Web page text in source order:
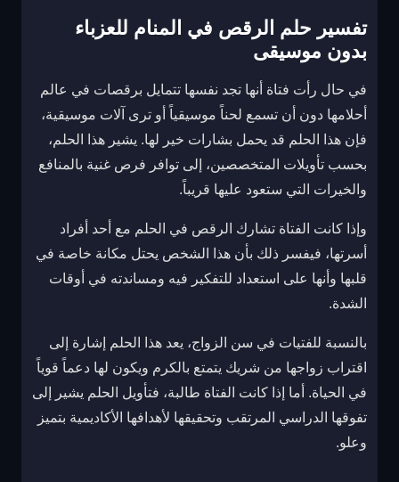
تفسير حلم الرقص في المنام للعزباء
بدون موسيقى
في حال رأت فتاة أنها تجد نفسها تتمايل برقصات في عالم
أحلامها دون أن تسمع لحناً موسيقياً أو ترى آلات موسيقية،
فإن هذا الحلم قد يحمل بشارات خير لها. يشير هذا الحلم،
بحسب تأويلات المتخصصين، إلى توافر فرص غنية بالمنافع
والخيرات التي ستعود عليها قريباً.
وإذا كانت الفتاة تشارك الرقص في الحلم مع أحد أفراد
أسرتها، فيفسر ذلك بأن هذا الشخص يحتل مكانة خاصة في
قلبها وأنها على استعداد للتفكير فيه ومساندته في أوقات
الشدة.
بالنسبة للفتيات في سن الزواج، يعد هذا الحلم إشارة إلى
اقتراب زواجها من شريك يتمتع بالكرم ويكون لها دعماً قوياً
في الحياة. أما إذا كانت الفتاة طالبة، فتأويل الحلم يشير إلى
تفوقها الدراسي المرتقب وتحقيقها لأهدافها الأكاديمية بتميز
وعلو.